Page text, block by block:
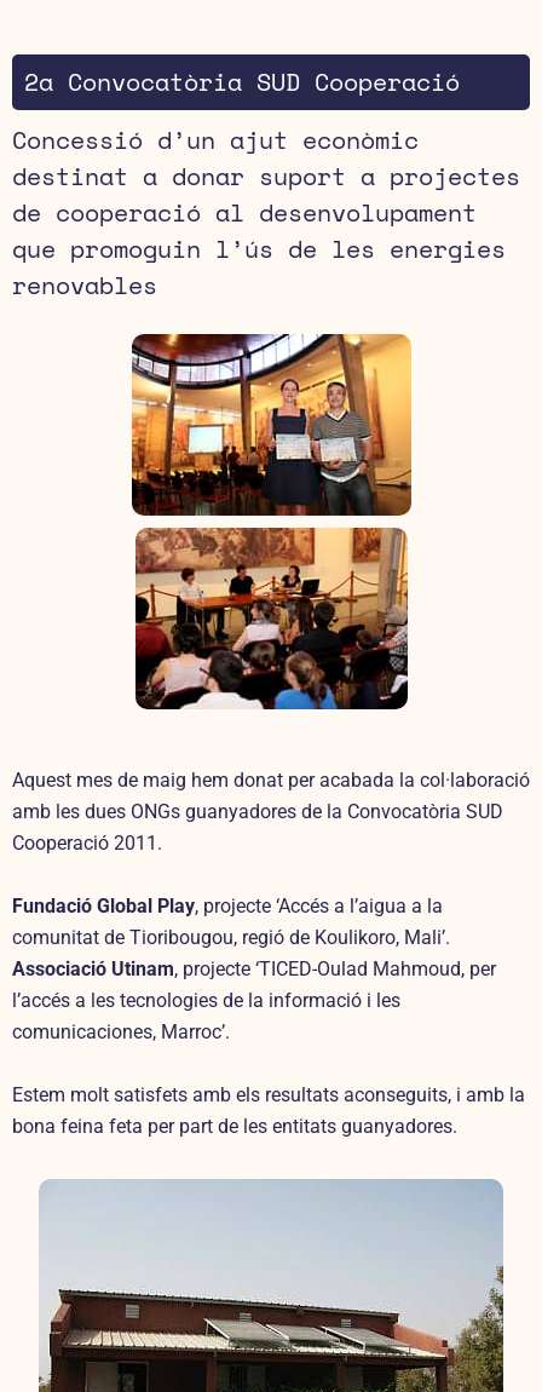
2a Convocatòria SUD Cooperació
Concessió d’un ajut econòmic
destinat a donar suport a projectes
de cooperació al desenvolupament
que promoguin l’ús de les energies
renovables
Aquest mes de maig hem donat per acabada la col·laboració
amb les dues ONGs guanyadores de la Convocatòria SUD
Cooperació 2011.
Fundació Global Play, projecte ‘Accés a l’aigua a la
comunitat de Tioribougou, regió de Koulikoro, Mali’.
Associació Utinam, projecte ‘TICED-Oulad Mahmoud, per
l’accés a les tecnologies de la informació i les
comunicaciones, Marroc’.
Estem molt satisfets amb els resultats aconseguits, i amb la
bona feina feta per part de les entitats guanyadores.